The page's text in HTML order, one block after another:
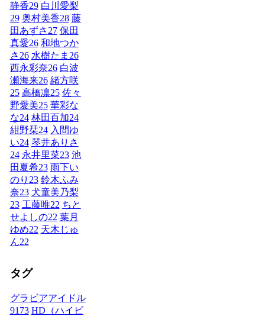
静香29 白川愛梨
29 奥村美香28 藤
田あずさ27 保田
真愛26 和地つか
さ26 水樹たま 26
西永彩奈26 白波
瀬海来26 緒方咲
25 高橋凛25 佐々
野愛美25 華彩な
な24 林田百加24
紺野栞24 入間ゆ
い24 琴井ありさ
24 永井里菜23 池
田夏希23 雨下い
のり 23 鈴木ふみ
奈23 犬童美乃梨
23 工藤唯22 ちと
せよしの22 葉月
ゆめ22 天木じゅ
ん22
タグ
グラビアアイドル
9173 HD（ハイビ